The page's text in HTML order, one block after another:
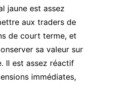
jaune est assez
aux traders de
de court terme, et
sa valeur sur
Il est assez réactif
immédiates,